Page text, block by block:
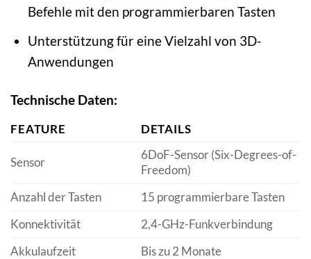
Befehle mit den programmierbaren Tasten
Unterstützung für eine Vielzahl von 3D-
Anwendungen
Technische Daten:
FEATURE DETAILS
Sensor
6DoF-Sensor (Six-Degrees-of-
Freedom)
Anzahl der Tasten
15 programmierbare Tasten
Konnektivität
2,4-GHz-Funkverbindung
Akkulaufzeit
Bis zu 2 Monate